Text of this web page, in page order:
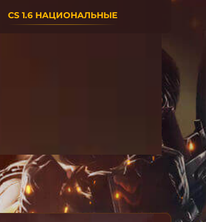
CS 1.6 НАЦИОНАЛЬНЫЕ